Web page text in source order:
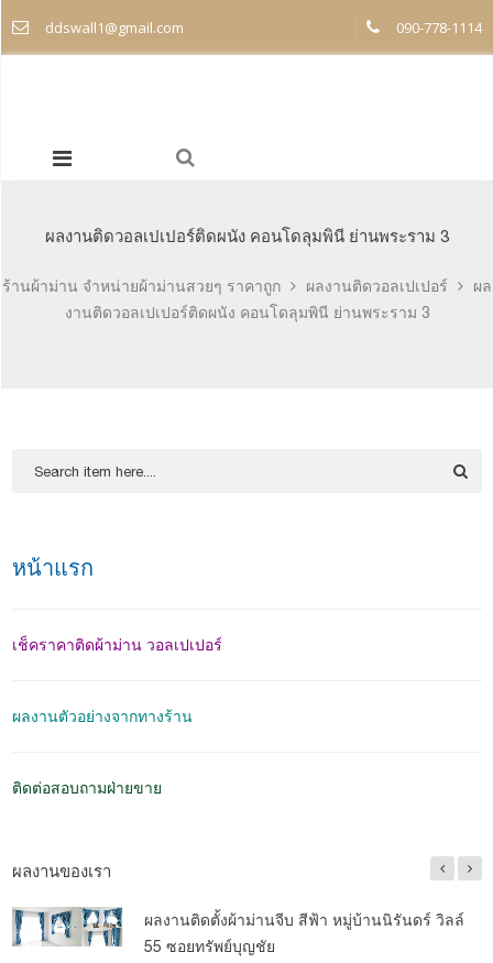
ddswall1@gmail.com 090-778-1114
ผลงานติดวอลเปเปอร์ติดผนัง คอนโดลุมพินี ย่านพระราม 3
ร้านผ้าม่าน จำหน่ายผ้าม่านสวยๆ ราคาถูก ผลงานติดวอลเปเปอร์
ผล
งานติดวอลเปเปอร์ติดผนัง คอนโดลุมพินี ย่านพระราม 3
หน้าแรก
เช็คราคาติดผ้าม่าน วอลเปเปอร์
ผลงานตัวอย่างจากทางร้าน
ติดต่อสอบถามฝ่ายขาย
ผลงานของเรา
ผลงานติดตั้งผ้าม่านจีบ สีฟ้า หมู่บ้านนิรันดร์ วิลล์
55 ซอยทรัพย์บุญชัย